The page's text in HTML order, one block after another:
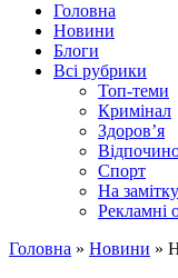
Головна
Новини
Блоги
Всі рубрики
Топ-теми
Кримінал
Здоров’я
Спорт
На замітку
Рекламні
Головна » Новини »